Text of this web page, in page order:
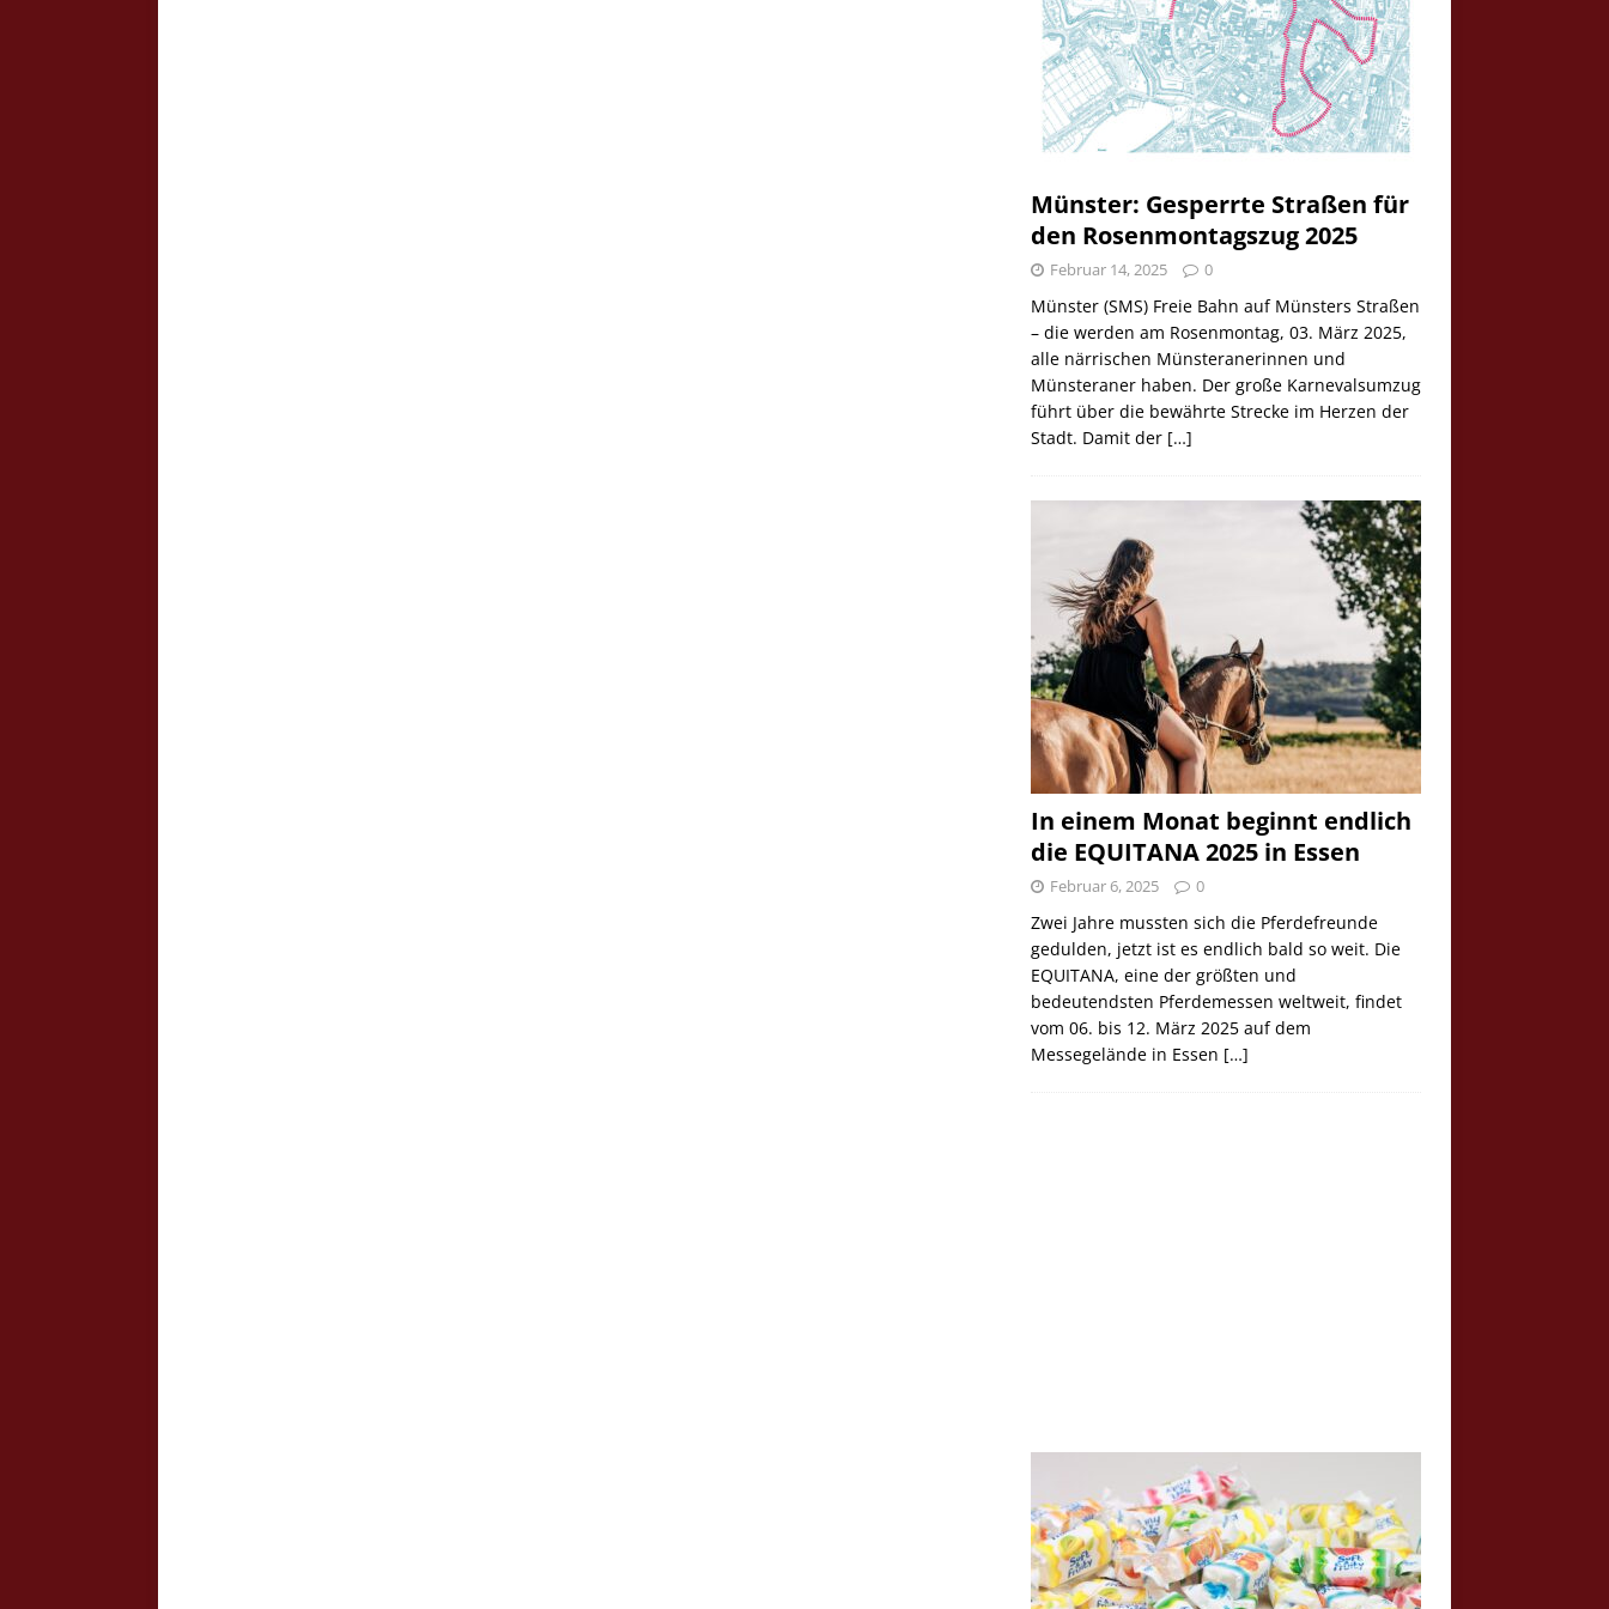
Münster: Gesperrte Straßen für
den Rosenmontagszug 2025
Februar 14, 2025 0
Münster (SMS) Freie Bahn auf Münsters Straßen
– die werden am Rosenmontag, 03. März 2025,
alle närrischen Münsteranerinnen und
Münsteraner haben. Der große Karnevalsumzug
führt über die bewährte Strecke im Herzen der
Stadt. Damit der […]
In einem Monat beginnt endlich
die EQUITANA 2025 in Essen
Februar 6, 2025 0
Zwei Jahre mussten sich die Pferdefreunde
gedulden, jetzt ist es endlich bald so weit. Die
EQUITANA, eine der größten und
bedeutendsten Pferdemessen weltweit, findet
vom 06. bis 12. März 2025 auf dem
Messegelände in Essen […]